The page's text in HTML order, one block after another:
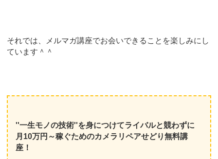
それでは、メルマガ講座でお会いできることを楽しみにし
ています＾＾
''一生モノの技術''を身につけてライバルと競わずに
月10万円～稼ぐためのカメラリペアせどり無料講
座！